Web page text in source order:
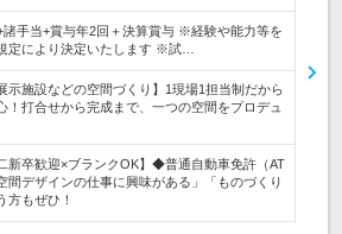
諸手当+賞与年2回＋決算賞与 ※経験や能力等を
定により決定いたします ※試…
示施設などの空間づくり】1現場1担当制だから
！打合せから完成まで、一つの空間をプロデュ
新卒歓迎×ブランクOK】◆普通自動車免許（AT
デザインの仕事に興味がある」「ものづくり
方もぜひ！